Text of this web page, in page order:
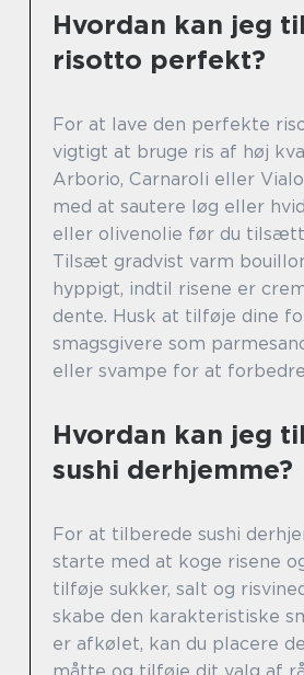
Hvordan kan jeg
risotto perfekt?
For at lave den perfekte
vigtigt at bruge ris af høj
Arborio, Carnaroli eller
med at sautere løg eller
eller olivenolie før du
Tilsæt gradvist varm
hyppigt, indtil risene er
dente. Husk at tilføje dine
smagsgivere som
eller svampe for at
Hvordan kan jeg
sushi derhjemme?
For at tilberede sushi
starte med at koge risene
tilføje sukker, salt og
skabe den karakteristiske
er afkølet, kan du placere